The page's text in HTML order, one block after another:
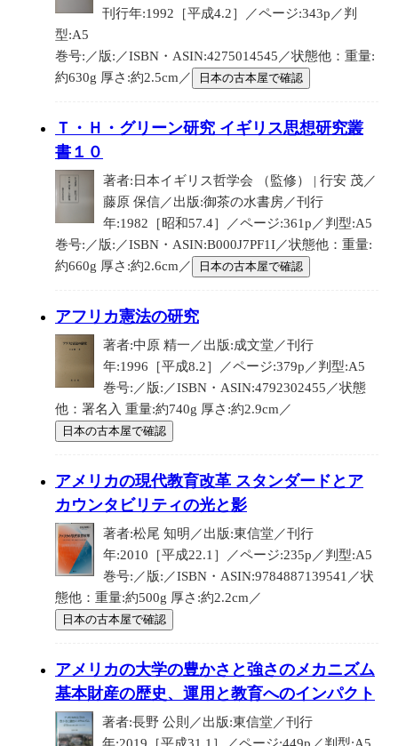
刊行年:1992［平成4.2］／ページ:343p／判
型:A5
巻号:／版:／ISBN・ASIN:4275014545／状態他：重量:
約630g 厚さ:約2.5cm／
日本の古本屋で確認
Ｔ・Ｈ・グリーン研究 イギリス思想研究叢
書１０
著者:日本イギリス哲学会 （監修） | 行安 茂／
藤原 保信／出版:御茶の水書房／刊行
年:1982［昭和57.4］／ページ:361p／判型:A5
巻号:／版:／ISBN・ASIN:B000J7PF1I／状態他：重量:
約660g 厚さ:約2.6cm／
日本の古本屋で確認
アフリカ憲法の研究
著者:中原 精一／出版:成文堂／刊行
年:1996［平成8.2］／ページ:379p／判型:A5
巻号:／版:／ISBN・ASIN:4792302455／状態
他：署名入 重量:約740g 厚さ:約2.9cm／
日本の古本屋で確認
アメリカの現代教育改革 スタンダードとア
カウンタビリティの光と影
著者:松尾 知明／出版:東信堂／刊行
年:2010［平成22.1］／ページ:235p／判型:A5
巻号:／版:／ISBN・ASIN:9784887139541／状
態他：重量:約500g 厚さ:約2.2cm／
日本の古本屋で確認
アメリカの大学の豊かさと強さのメカニズム
基本財産の歴史、運用と教育へのインパクト
著者:長野 公則／出版:東信堂／刊行